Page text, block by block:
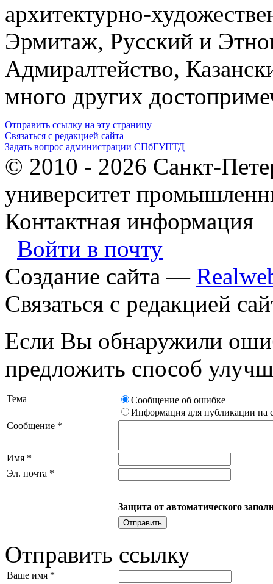
архитектурно-
Эрмитаж, Русский и
Адмиралтейство,
много других
Отправить ссылку на эту страницу
Связаться с редакцией сайта
Задать вопрос администрации СПбГУПТД
© 2010 - 2026 Санкт-
университет
Контактная информация
Войти в почту
Создание сайта —
Связаться с редакцией
Если Вы обнаружили
предложить способ
Тема
Сообщение об ошибке
Информация для публикации на
Сообщение *
Имя *
Эл. почта *
Защита от автоматического
Отправить ссылку
Ваше имя *